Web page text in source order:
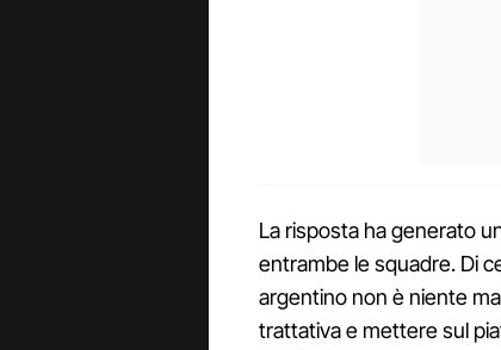
La risposta ha generato
entrambe le squadre. Di
argentino non è niente
trattativa e mettere sul